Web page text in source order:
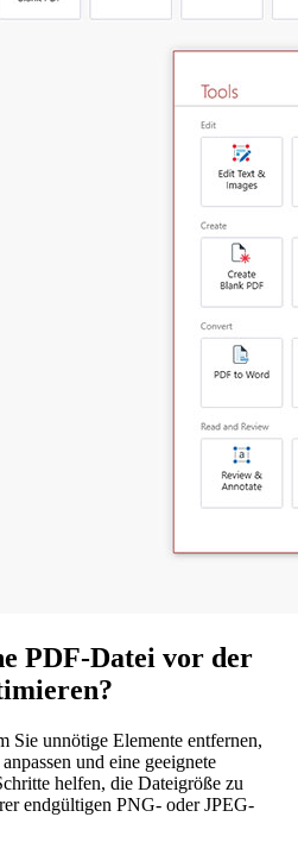
PDF-Datei vor der
Sie unnötige Elemente entfernen,
und eine geeignete
helfen, die Dateigröße zu
endgültigen PNG- oder JPEG-